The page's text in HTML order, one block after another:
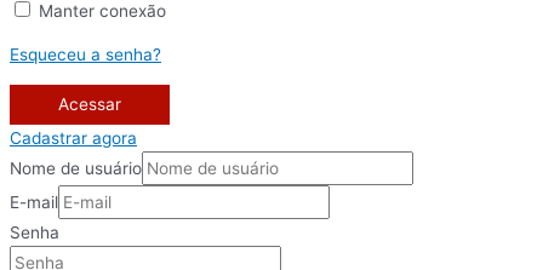
Manter conexão
Esqueceu a senha?
Acessar
Cadastrar agora
Nome de usuário
E-mail
Senha